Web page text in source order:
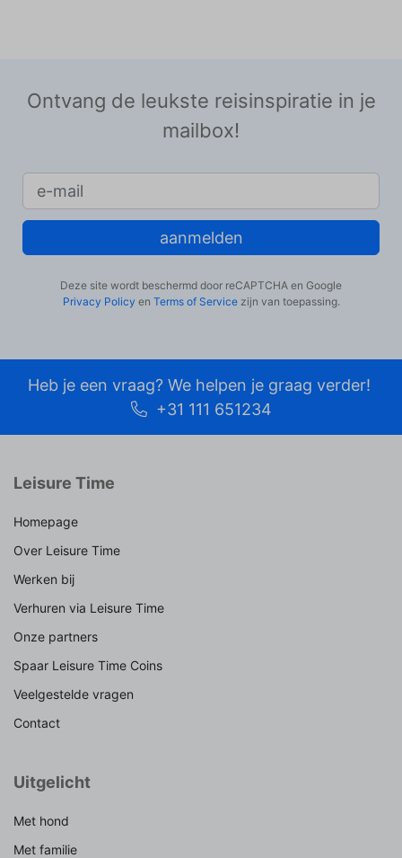
Ontvang de leukste reisinspiratie in je
mailbox!
aanmelden
Deze site wordt beschermd door reCAPTCHA en Google
Privacy Policy en Terms of Servicezijn van toepassing.
Heb je een vraag? We helpen je graag verder!
+31 111 651234
Leisure Time
Homepage
Over Leisure Time
Werken bij
Verhuren via Leisure Time
Onze partners
Spaar Leisure Time Coins
Veelgestelde vragen
Contact
Uitgelicht
Met hond
Met familie